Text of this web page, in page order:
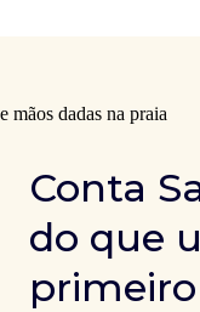
Conta
do que